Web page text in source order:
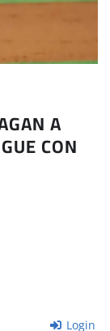
A
CON
Login